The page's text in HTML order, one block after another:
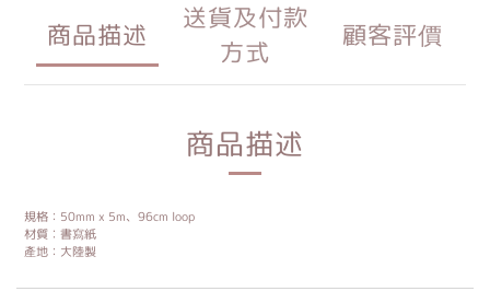
商品描述
送貨及付款
方式
顧客評價
商品描述
規格：50mm x 5m、96cm loop
材質︰書寫紙
產地：大陸製